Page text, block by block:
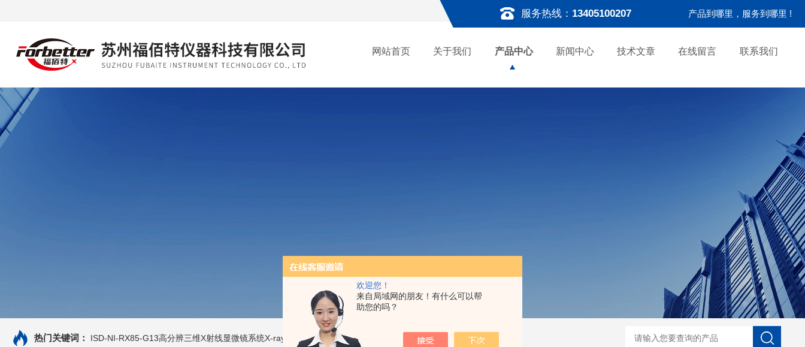
欢迎您！
来自局域网的朋友！有什么可以帮
助您的吗？
服务热线： 13405100207 产品到哪里，服务到哪里 !
网站首页 关于我们 产品中心 新闻中心 技术文章 在线留言 联系我们
热门关键词： ISD-NI-RX85-G13高分辨三维X射线显微镜系统X-ray CT ISD-NI-RX85-G13CT扫描仪 X射线源 微焦CT无损检测仪器 ISD-NI-RX85-G13工业用3D显微X射线CT扫描设备 EDX1800BRohs指令环